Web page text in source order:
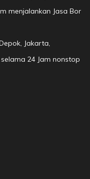
menjalankan Jasa Bor
Jakarta,
24 Jam nonstop